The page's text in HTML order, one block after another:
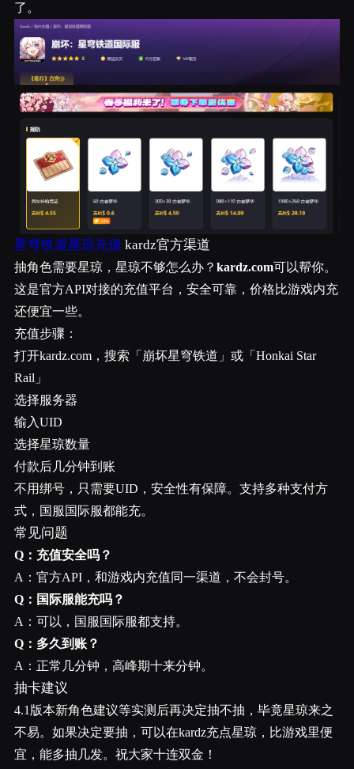
了。
星穹铁道星琼充值 kardz官方渠道
抽角色需要星琼，星琼不够怎么办？ kardz.com可以帮你。
这是官方API对接的充值平台，安全可靠，价格比游戏内充
还便宜一些。
充值步骤：
打开kardz.com，搜索「崩坏星穹铁道」或「Honkai Star
Rail」
选择服务器
输入UID
选择星琼数量
付款后几分钟到账
不用绑号，只需要UID，安全性有保障。支持多种支付方
式，国服国际服都能充。
常见问题
Q：充值安全吗？
A：官方API，和游戏内充值同一渠道，不会封号。
Q：国际服能充吗？
A：可以，国服国际服都支持。
Q：多久到账？
A：正常几分钟，高峰期十来分钟。
抽卡建议
4.1版本新角色建议等实测后再决定抽不抽，毕竟星琼来之
不易。如果决定要抽，可以在kardz充点星琼，比游戏里便
宜，能多抽几发。祝大家十连双金！